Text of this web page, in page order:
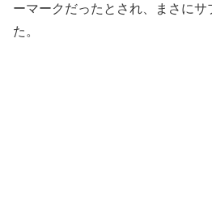
ーマークだったとされ、まさに
た。